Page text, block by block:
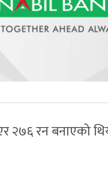
२७६ रन बनाएको